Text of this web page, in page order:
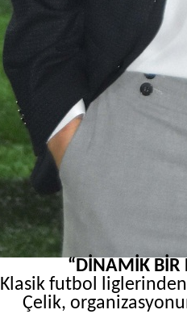
“DİNAMİK BİR
Klasik futbol
Çelik,